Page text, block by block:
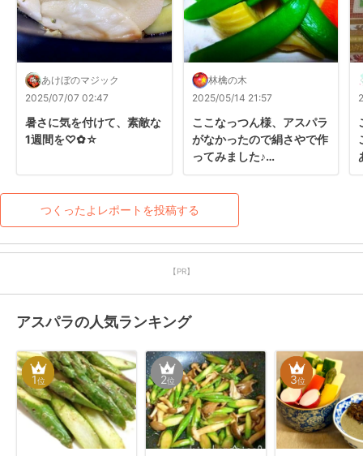
あけぼのマジック
2025/07/07 02:47
暑さに気を付けて、素敵な
1週間を♡✿⁠☆
林檎の木
2025/05/14 21:57
ここなっつん様、アスパラ
がなかったので絹さやで作
ってみました♪
レシピをありがとうござい
ます！！
良い夜をお過ごしください
ませ☆☆☆
つくったよレポートを投稿する
【PR】
アスパラの人気ランキング
1位 2位 3位